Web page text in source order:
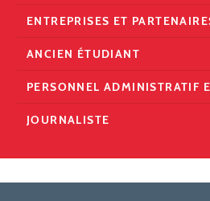
ENTREPRISES ET
ANCIEN ÉTUDIANT
PERSONNEL ADMINISTRATIF
JOURNALISTE